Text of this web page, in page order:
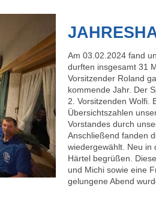
Am 03.02.2024 fand
durften insgesamt 31
Vorsitzender Roland
kommende Jahr. Der
2. Vorsitzenden Wolfi.
Übersichtszahlen
Vorstandes durch
Anschließend fanden
wiedergewählt. Neu in
Härtel begrüßen.
und Michi sowie eine
gelungene Abend